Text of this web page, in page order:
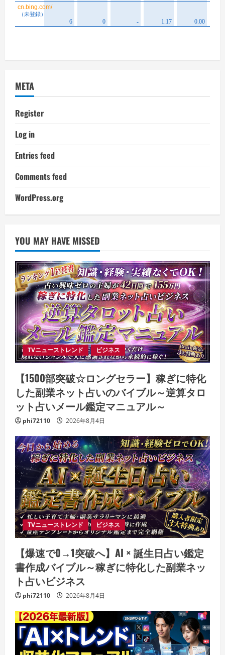
META
Register
Log in
Entries feed
Comments feed
WordPress.org
YOU MAY HAVE MISSED
TVニューストレンド ビジネス
【1500部突破☆ロングセラー】稼ぎに特化
した副業ネット占いのバイブル～逆算タロ
ット占いメール鑑定マニュアル～
phi72110 2026年8月4日
TVニューストレンド ビジネス
【爆速で0→1突破へ】AI × 誕生日占い鑑定
書作成バイブル～稼ぎに特化した副業ネッ
ト占いビジネス
phi72110 2026年8月4日